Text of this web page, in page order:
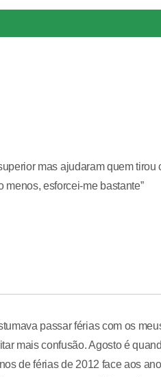
mas ajudaram quem tirou
esforcei-me bastante”
passar férias com os
mais confusão. Agosto é
de férias de 2012 face aos